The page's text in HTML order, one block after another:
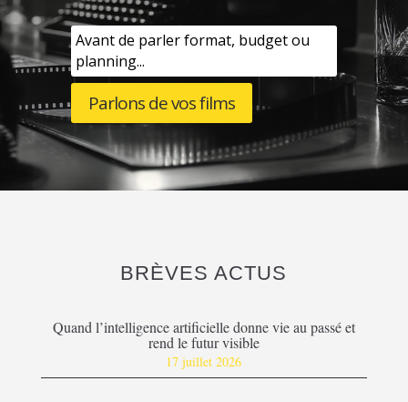
Avant de parler format, budget ou
planning...
Parlons de vos films
BRÈVES ACTUS
Quand l’intelligence artificielle donne vie au passé et
rend le futur visible
17 juillet 2026